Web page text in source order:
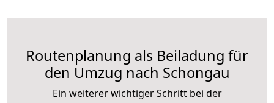
Routenplanung als Beiladung für
den Umzug nach Schongau
Ein weiterer wichtiger Schritt bei der